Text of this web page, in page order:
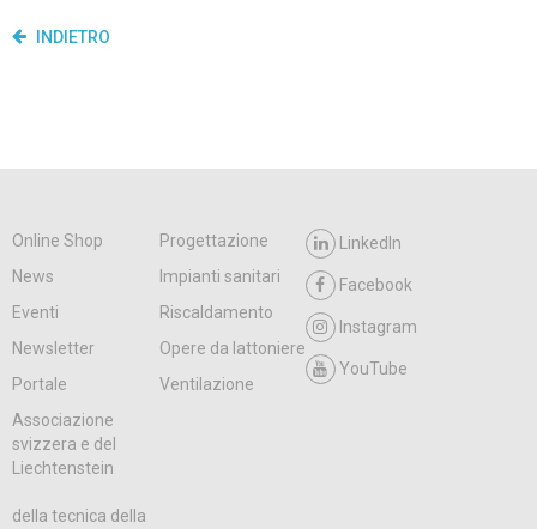
INDIETRO
Online Shop
Progettazione
News
Impianti sanitari
Eventi
Riscaldamento
Newsletter
Opere da lattoniere
Portale
Ventilazione
LinkedIn
Facebook
Instagram
YouTube
Associazione
svizzera e del
Liechtenstein
della tecnica della